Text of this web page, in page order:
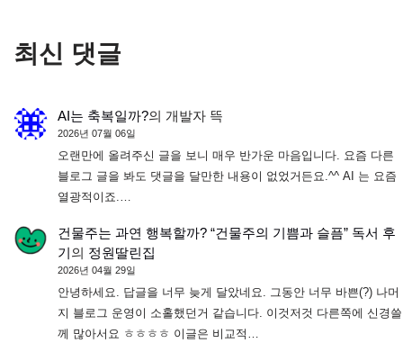
최신 댓글
AI는 축복일까?의 개발자 뜩
2026년 07월 06일
오랜만에 올려주신 글을 보니 매우 반가운 마음입니다. 요즘 다른
블로그 글을 봐도 댓글을 달만한 내용이 없었거든요.^^ AI 는 요즘
열광적이죠.…
건물주는 과연 행복할까? “건물주의 기쁨과 슬픔” 독서 후
기의 정원딸린집
2026년 04월 29일
안녕하세요. 답글을 너무 늦게 달았네요. 그동안 너무 바쁜(?) 나머
지 블로그 운영이 소홀했던거 같습니다. 이것저것 다른쪽에 신경쓸
께 많아서요 ㅎㅎㅎㅎ 이글은 비교적…